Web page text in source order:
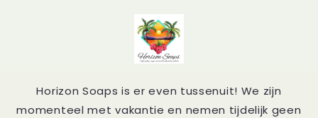
Horizon Soaps is er even tussenuit! We zijn
momenteel met vakantie en nemen tijdelijk geen